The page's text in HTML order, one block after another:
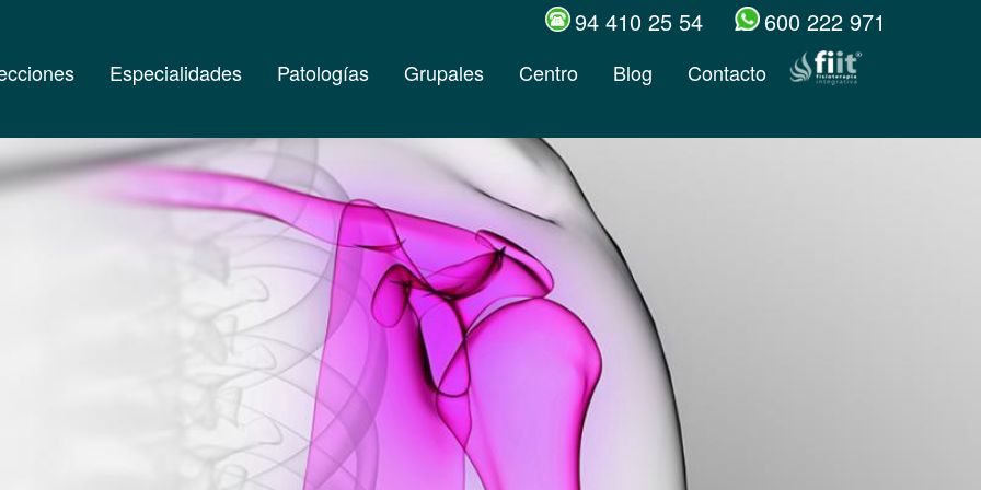
94 410 25 54 600 222 971
Especialidades Patologías Grupales Centro Blog Contacto